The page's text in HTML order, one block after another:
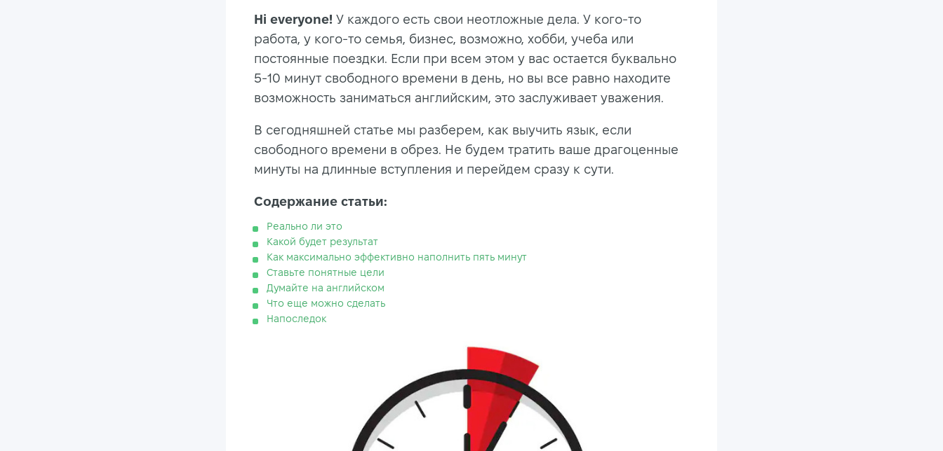
Hi everyone! У каждого есть свои неотложные дела. У кого-то
работа, у кого-то семья, бизнес, возможно, хобби, учеба или
постоянные поездки. Если при всем этом у вас остается буквально
5-10 минут свободного времени в день, но вы все равно находите
возможность заниматься английским, это заслуживает уважения.
В сегодняшней статье мы разберем, как выучить язык, если
свободного времени в обрез. Не будем тратить ваше драгоценные
минуты на длинные вступления и перейдем сразу к сути.
Содержание статьи:
Реально ли это
Какой будет результат
Как максимально эффективно наполнить пять минут
Ставьте понятные цели
Думайте на английском
Что еще можно сделать
Напоследок